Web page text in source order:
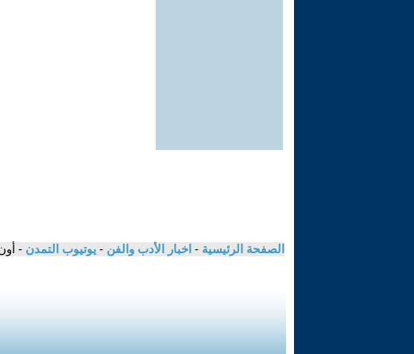
الصفحة الرئيسية - اخبار الأدب والفن - يوتيوب التمدن -